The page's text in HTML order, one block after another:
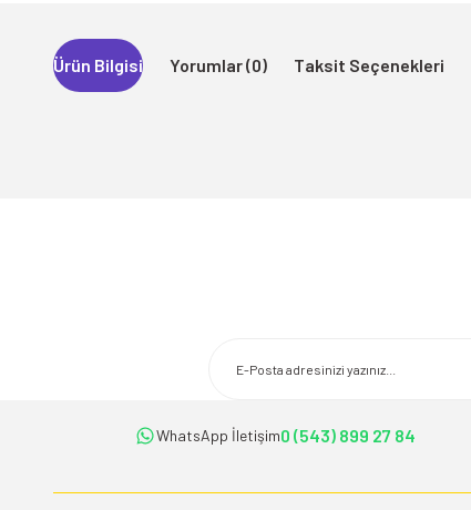
Ürün Bilgisi Yorumlar (0) Taksit Seçenekleri
Ürün açıklamasında eksik bilgiler bulunuyor.
Ürün fiyatı diğer sitelerden daha pahalı.
WhatsApp İletişim0 (543) 899 27 84